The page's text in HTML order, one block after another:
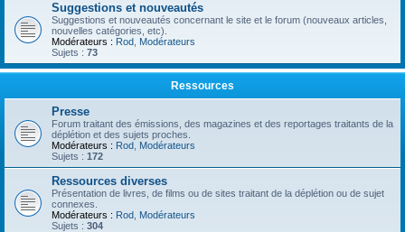
Suggestions et nouveautés
Suggestions et nouveautés concernant le site et le forum (nouveaux articles,
nouvelles catégories, etc).
Modérateurs : Rod Modérateurs
Sujets : 73
Ressources
Presse
Forum traitant des émissions, des magazines et des reportages traitants de la
déplétion et des sujets proches.
Modérateurs : Rod Modérateurs
Sujets : 172
Ressources diverses
Présentation de livres, de films ou de sites traitant de la déplétion ou de sujet
connexes.
Modérateurs : Rod Modérateurs
Sujets : 304